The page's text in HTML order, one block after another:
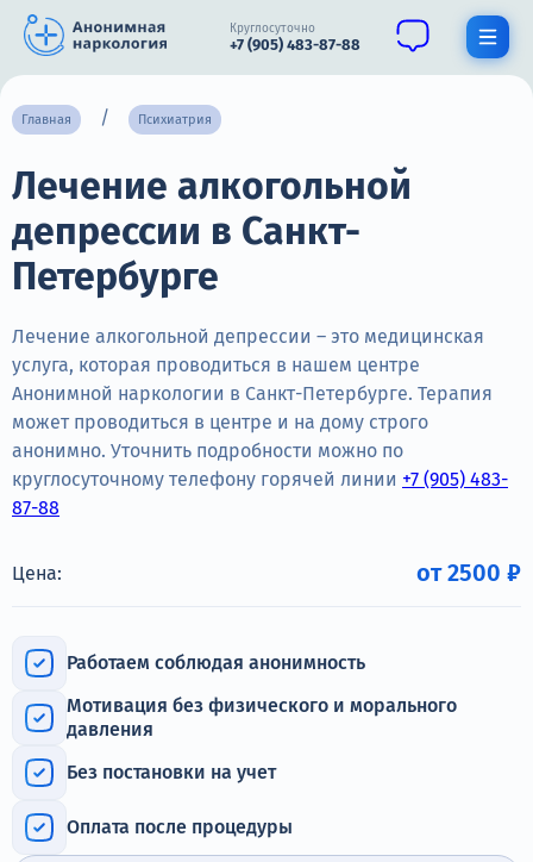
Круглосуточно
+7 (905) 483-87-88
О нас
Наркомания
Алкоголизм
Нарколог
Стационар
Психиатрия
Цены
Круглосуточно, анонимно
+7 (905) 483-87-88
Санкт-Петербург, Воронежская улица, 14
Главная Психиатрия
Лечение алкогольной
депрессии в Санкт-
Петербурге
Лечение алкогольной депрессии – это медицинская
услуга, которая проводиться в нашем центре
Анонимной наркологии в Санкт-Петербурге. Терапия
может проводиться в центре и на дому строго
анонимно. Уточнить подробности можно по
круглосуточному телефону горячей линии +7 (905) 483-
87-88
Цена: от 2500 ₽
Работаем соблюдая анонимность
Мотивация без физического и морального
давления
Без постановки на учет
Оплата после процедуры